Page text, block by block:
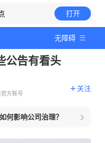
打开
无障碍
公告有看头
方账号
关注
何影响公司治理？